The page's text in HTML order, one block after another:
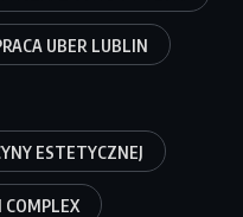
UBER LUBLIN
ESTETYCZNEJ
COMPLEX